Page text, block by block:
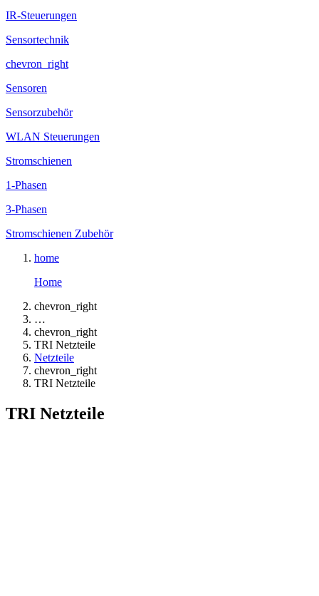
IR-Steuerungen
Sensortechnik
chevron_right
Sensoren
Sensorzubehör
WLAN Steuerungen
Stromschienen
1-Phasen
3-Phasen
Stromschienen Zubehör
home
Home
chevron_right
…
chevron_right
TRI Netzteile
Netzteile
chevron_right
TRI Netzteile
TRI Netzteile